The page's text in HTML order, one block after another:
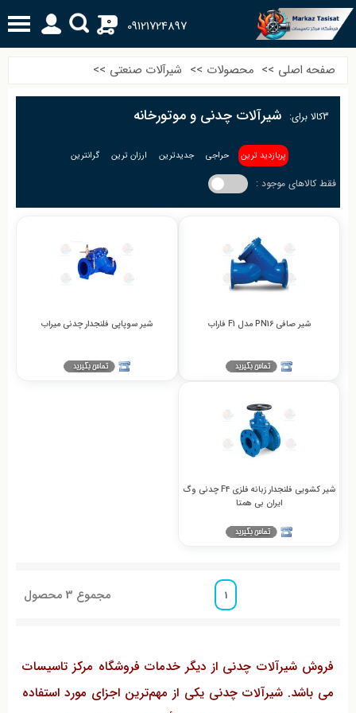
09121724897
0
صفحه اصلی >> محصولات >> شیرآلات صنعتی >>
3کالا برای: شیرآلات چدنی و موتورخانه
پربازدید ترین حراجی جدیدترین ارزان ترین گرانترین
فقط کالاهای موجود :
شیر صافی PN16 مدل F1 فاراب شیر سوپاپی فلنجدار چدنی میراب
شیر کشویی فلنجدار زبانه فلزی F4 چدنی وگ
ایران بی همتا
1 مجموع 3 محصول
فروش شیرآلات چدنی از دیگر خدمات فروشگاه مرکز تاسیسات
می باشد. شیرآلات چدنی یکی از مهم‌ترین اجزای مورد استفاده